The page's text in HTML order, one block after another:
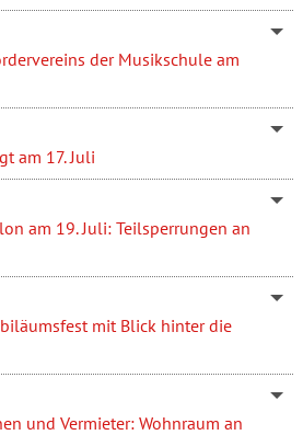
der Musikschule am
am 17. Juli
am 19. Juli: Teilsperrungen an
mit Blick hinter die
und Vermieter: Wohnraum an